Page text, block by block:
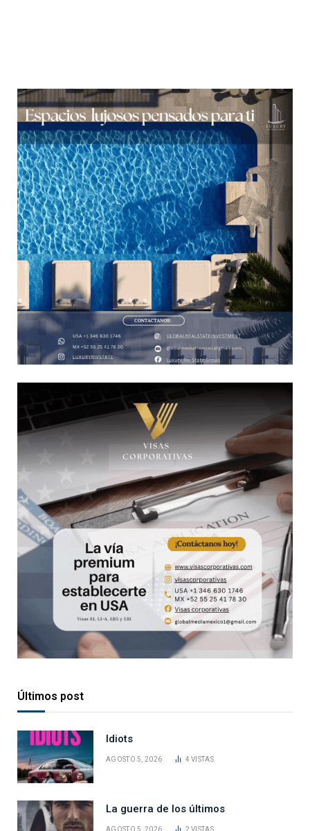
Últimos post
Idiots
AGOSTO 5, 2026 4VISTAS
La guerra de los últimos
AGOSTO 5, 2026 2VISTAS